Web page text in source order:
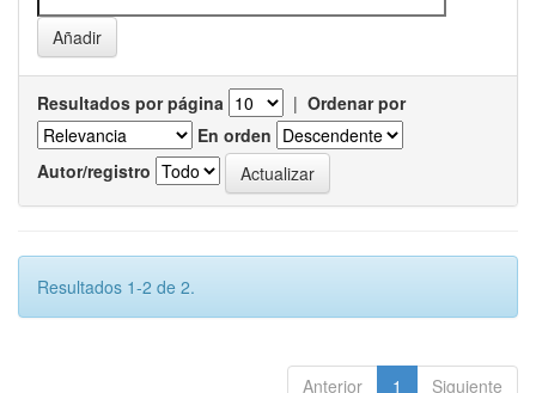
Resultados por página | Ordenar por
En orden
Autor/registro
Resultados 1-2 de 2.
Anterior 1 Siguiente